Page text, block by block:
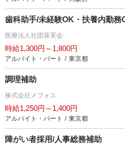
歯科助手/未経験OK・扶養内勤務
医療法人社団葵実会
時給1,300円～1,800円
アルバイト・パート / 東京都
調理補助
株式会社メフォス
時給1,250円～1,400円
アルバイト・パート / 東京都
障がい者採用/人事総務補助